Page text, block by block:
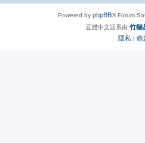
Powered by phpBB® Forum
正體中文語系由 竹貓
隱私 | 條